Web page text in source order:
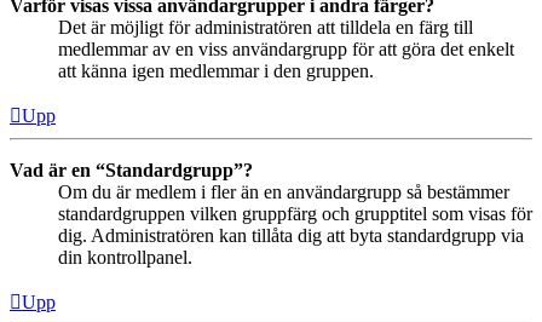
Varför visas vissa användargrupper i andra färger?
Det är möjligt för administratören att tilldela en färg till
medlemmar av en viss användargrupp för att göra det enkelt
att känna igen medlemmar i den gruppen.
Upp
Vad är en “Standardgrupp”?
Om du är medlem i fler än en användargrupp så bestämmer
standardgruppen vilken gruppfärg och grupptitel som visas för
dig. Administratören kan tillåta dig att byta standardgrupp via
din kontrollpanel.
Upp